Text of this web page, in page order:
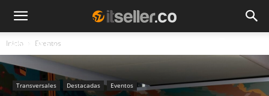
NOTICIAS
Inicio Eventos
Transversales Destacadas Eventos